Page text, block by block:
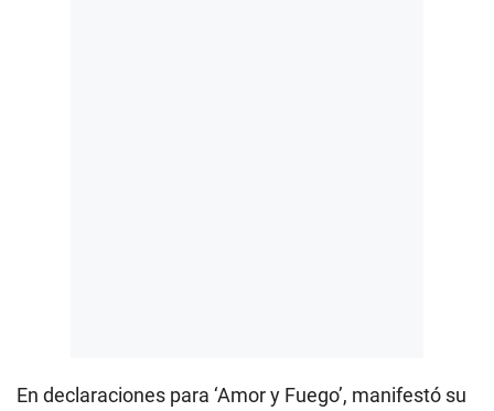
En declaraciones para ‘Amor y Fuego’, manifestó su